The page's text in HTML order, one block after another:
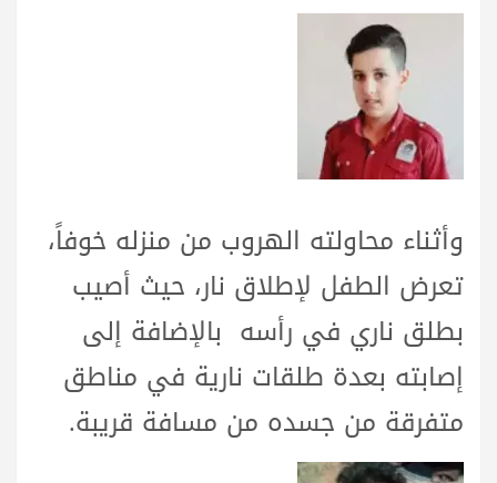
وأثناء محاولته الهروب من منزله خوفاً،
تعرض الطفل لإطلاق نار، حيث أصيب
بطلق ناري في رأسه بالإضافة إلى
إصابته بعدة طلقات نارية في مناطق
متفرقة من جسده من مسافة قريبة.